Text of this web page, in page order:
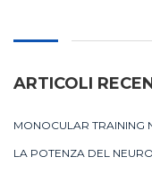
ARTICOLI
MONOCULAR TRAINING
LA POTENZA DEL